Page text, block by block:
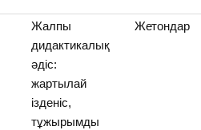
Жалпы
дидактикалық
әдіс:
жартылай
ізденіс,
тұжырымды
Жетондар